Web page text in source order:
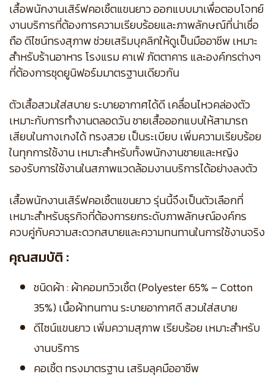
เสื้อพนักงานเสิร์ฟคอเชิ้ตแขนยาว ออกแบบมาเพื่อตอบโจทย์
งานบริการที่ต้องการความเรียบร้อยและภาพลักษณ์ที่น่าเชื่อ
ถือ ดีไซน์ทรงสุภาพ ช่วยเสริมบุคลิกให้ดูเป็นมืออาชีพ เหมาะ
สำหรับร้านอาหาร โรงแรม คาเฟ่ ภัตตาคาร และองค์กรต่างๆ
ที่ต้องการชุดยูนิฟอร์มมาตรฐานเดียวกัน
ตัวเสื้อสวมใส่สบาย ระบายอากาศได้ดี เคลื่อนไหวคล่องตัว
เหมาะกับการทำงานตลอดวัน ชายเสื้อออกแบบให้สามารถ
เสียบในกางเกงได้ ทรงสวย เป็นระเบียบ เพิ่มความเรียบร้อย
ในทุกการใช้งาน เหมาะสำหรับทั้งพนักงานชายและหญิง
รองรับการใช้งานในสภาพแวดล้อมงานบริการได้อย่างลงตัว
เสื้อพนักงานเสิร์ฟคอเชิ้ตแขนยาว รุ่นนี้จึงเป็นตัวเลือกที่
เหมาะสำหรับธุรกิจที่ต้องการยกระดับภาพลักษณ์องค์กร
ควบคู่กับความสะดวกสบายและความทนทานในการใช้งานจริง
คุณสมบัติ :
ชนิดผ้า : ผ้าคอมทวิวเชิ้ต (Polyester 65% – Cotton
35%) เนื้อผ้าทนทาน ระบายอากาศดี สวมใส่สบาย
ดีไซน์แขนยาว เพิ่มความสุภาพ เรียบร้อย เหมาะสำหรับ
งานบริการ
คอเชิ้ต ทรงมาตรฐาน เสริมลุคมืออาชีพ